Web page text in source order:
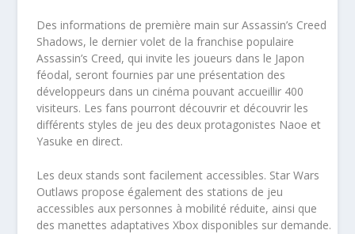
Des informations de première main sur Assassin’s Creed
Shadows, le dernier volet de la franchise populaire
Assassin’s Creed, qui invite les joueurs dans le Japon
féodal, seront fournies par une présentation des
développeurs dans un cinéma pouvant accueillir 400
visiteurs. Les fans pourront découvrir et découvrir les
différents styles de jeu des deux protagonistes Naoe et
Yasuke en direct.
Les deux stands sont facilement accessibles. Star Wars
Outlaws propose également des stations de jeu
accessibles aux personnes à mobilité réduite, ainsi que
des manettes adaptatives Xbox disponibles sur demande.